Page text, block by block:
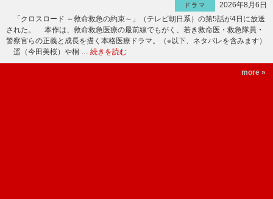
ドラマ
2026年8月6日
「クロスロード ～救命救急の約束～」（テレビ朝日系）の第5話が4日に放送
された。 本作は、救命救急医療の最前線でもがく、若き救命医・救急隊員・
警察官らの正義と成長を描く本格医療ドラマ。（※以下、ネタバレを含みます）
遥（今田美桜）や桐 … 続きを読む
more »